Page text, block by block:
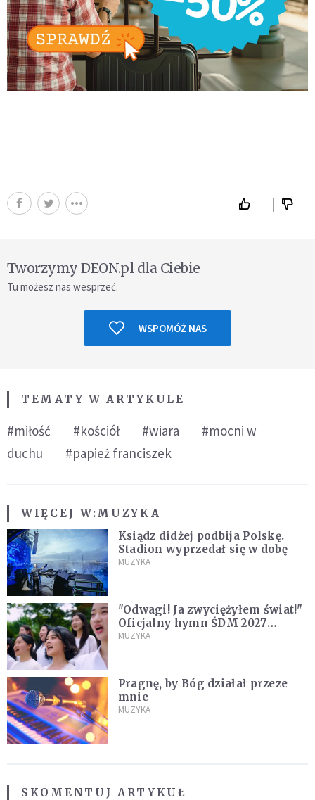
Tworzymy DEON.pl dla Ciebie
Tu możesz nas wesprzeć.
WSPOMÓŻ NAS
TEMATY W ARTYKULE
#miłość #kościół #wiara
#mocni w
duchu
#papież franciszek
WIĘCEJ W: MUZYKA
Ksiądz didżej podbija Polskę.
Stadion wyprzedał się w dobę
MUZYKA
"Odwagi! Ja zwyciężyłem świat!"
Oficjalny hymn ŚDM 2027
zaprezentowany
MUZYKA
Pragnę, by Bóg działał przeze
mnie
MUZYKA
SKOMENTUJ ARTYKUŁ